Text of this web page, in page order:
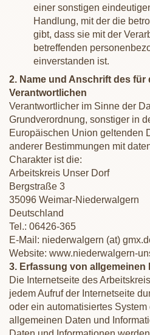
einer sonstigen
Handlung, mit der die
gibt, dass sie mit der
betreffenden
einverstanden ist.
2. Name und Anschrift des für
Verantwortlichen
Verantwortlicher im Sinne der
Grundverordnung, sonstiger in
Europäischen Union geltenden
anderer Bestimmungen mit
Charakter ist die:
Arbeitskreis Unser Dorf
Bergstraße 3
35096 Weimar-Niederwalgern
Deutschland
Tel.: 06426-365
E-Mail: niederwalgern (at)
Website: www.niederwalgern-
3. Erfassung von allgemeinen
Die Internetseite des
jedem Aufruf der Internetseite
oder ein automatisiertes
allgemeinen Daten und